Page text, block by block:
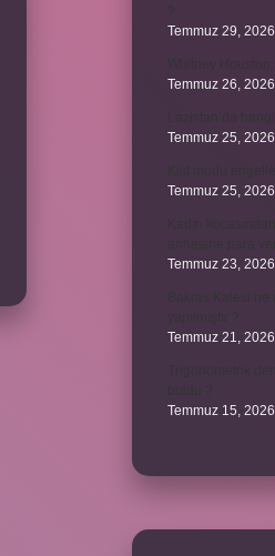
Temmuz 29, 2026
Temmuz 26, 2026
Temmuz 25, 2026
Temmuz 25, 2026
Temmuz 23, 2026
Temmuz 21, 2026
Temmuz 15, 2026